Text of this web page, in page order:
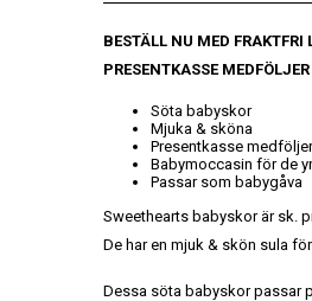
BESTÄLL NU MED
PRESENTKASSE MEDFÖLJER
Söta babyskor
Mjuka & sköna
Presentkasse medföljer
Babymoccasin för de
Passar som babygåva
Sweethearts babyskor är sk.
De har en mjuk & skön sula
Dessa söta babyskor passar